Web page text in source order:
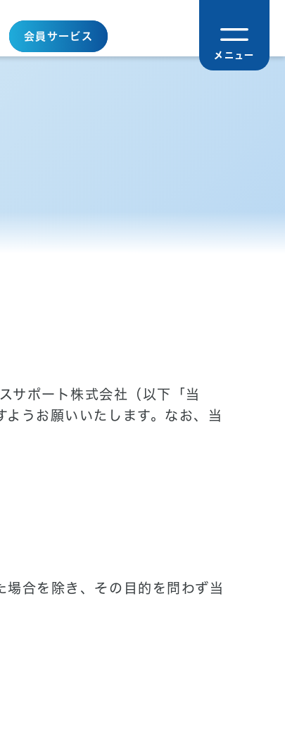
会員サービス
メニュー
サポート株式会社（以下「当
うお願いいたします。なお、当
合を除き、その目的を問わず当